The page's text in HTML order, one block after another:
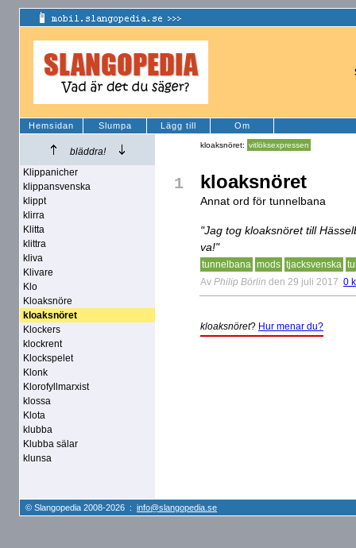
Hemsidan Slumpa Lägg till Om
bläddra!
Klippanicher
klippansvenska
klippt
klirra
Klitta
klittra
kliva
Klivare
Klo
Kloaksnöre
kloaksnöret
Klockers
klockrent
Klockspelet
Klonk
Klorofyllmarxist
klossa
Klota
klubba
Klubba sälar
klunsa
kloaksnöret: vitlöksexpressen
1 kloaksnöret
Annat ord för tunnelbana
"Jag tog kloaksnöret till
va!"
tunnelbana mods tjacksvenska
Av Philip Börlin den 29 juli 2017 0
kloaksnöret? Hur menar du?
© Slangopedia 2008-2026 : info@slangopedia.se